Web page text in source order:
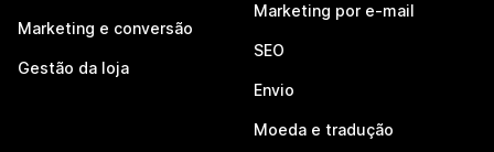
Marketing e conversão
Gestão da loja
Marketing por e-mail
SEO
Envio
Moeda e tradução